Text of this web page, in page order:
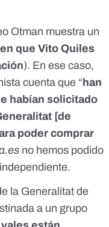
Otman muestra un
que Vito Quiles
). En ese caso,
cuenta que “han
habían solicitado
[de
poder comprar
no hemos podido
la Generalitat de
a un grupo